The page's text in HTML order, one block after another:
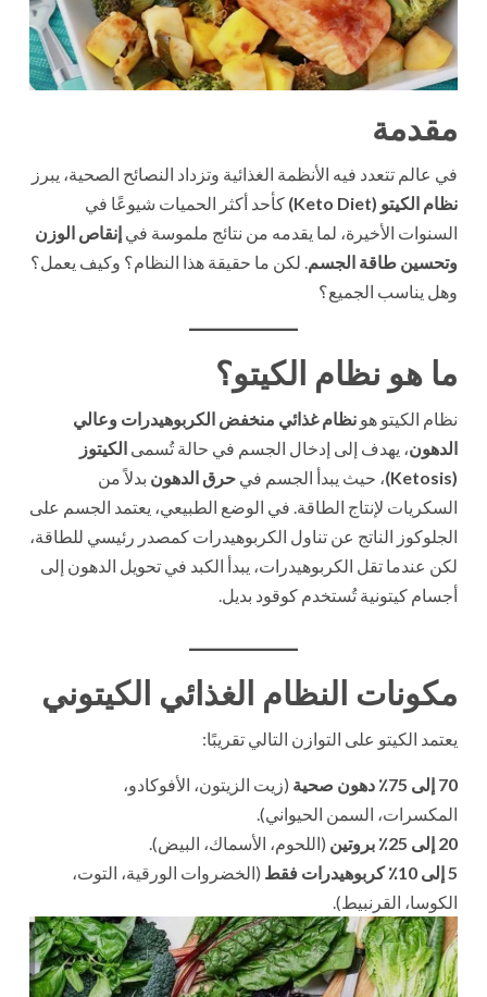
مقدمة
في عالم تتعدد فيه الأنظمة الغذائية وتزداد النصائح الصحية، يبرز
نظام الكيتو (Keto Diet)
كأحد أكثر الحميات شيوعًا في
السنوات الأخيرة، لما يقدمه من نتائج ملموسة في إنقاص الوزن
وتحسين طاقة الجسم . لكن ما حقيقة هذا النظام؟ وكيف يعمل؟
وهل يناسب الجميع؟
ما هو نظام الكيتو؟
نظام الكيتو هو نظام غذائي منخفض الكربوهيدرات وعالي
الدهون، يهدف إلى إدخال الجسم في حالة تُسمى الكيتوز
(Ketosis)
، حيث يبدأ الجسم في حرق الدهون بدلاً من
السكريات لإنتاج الطاقة. في الوضع الطبيعي، يعتمد الجسم على
الجلوكوز الناتج عن تناول الكربوهيدرات كمصدر رئيسي للطاقة،
لكن عندما تقل الكربوهيدرات، يبدأ الكبد في تحويل الدهون إلى
أجسام كيتونية تُستخدم كوقود بديل.
مكونات النظام الغذائي الكيتوني
يعتمد الكيتو على التوازن التالي تقريبًا:
70 إلى 75٪ دهون صحية
(زيت الزيتون، الأفوكادو،
المكسرات، السمن الحيواني).
20 إلى 25٪ بروتين
(اللحوم، الأسماك، البيض).
5 إلى 10٪ كربوهيدرات فقط
(الخضروات الورقية، التوت،
الكوسا، القرنبيط).